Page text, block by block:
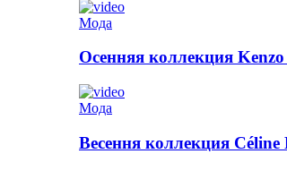
Мода
Осенняя коллекция
Мода
Весення коллекция